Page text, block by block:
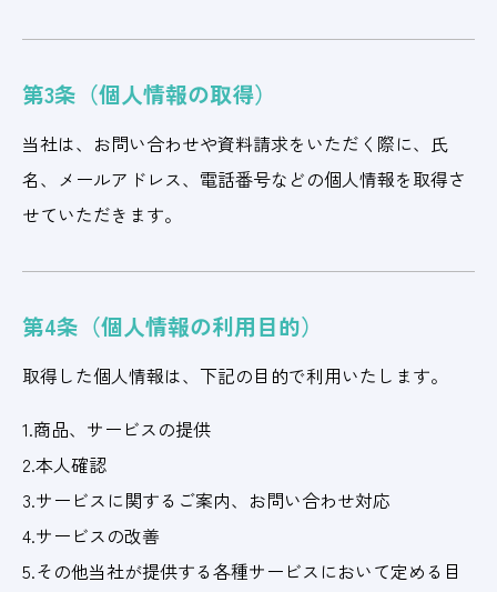
第3条（個人情報の取得）
当社は、お問い合わせや資料請求をいただく際に、氏
名、メールアドレス、電話番号などの個人情報を取得さ
せていただきます。
第4条（個人情報の利用目的）
取得した個人情報は、下記の目的で利用いたします。
1.商品、サービスの提供
2.本人確認
3.サービスに関するご案内、お問い合わせ対応
4.サービスの改善
5.その他当社が提供する各種サービスにおいて定める目